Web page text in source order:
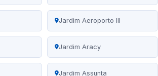
Jardim Aeroporto III
Jardim Aracy
Jardim Assunta